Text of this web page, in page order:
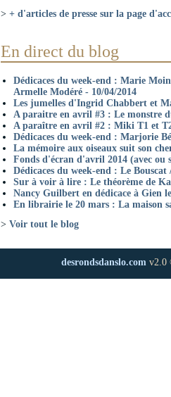
> + d'articles de presse sur la page
En direct du blog
Dédicaces du week-end : Marie
Armelle Modéré - 10/04/2014
Les jumelles d'Ingrid Chabbert et
A paraitre en avril #3 : Le monstre
A paraître en avril #2 : Miki T1 et
Dédicaces du week-end : Marjorie
La mémoire aux oiseaux suit son
Fonds d'écran d'avril 2014 (avec ou
Dédicaces du week-end : Le
Sur à voir à lire : Le théorème de
Nancy Guilbert en dédicace à Gien
En librairie le 20 mars : La maison
> Voir tout le blog
desrondsdanslo.comv2.0